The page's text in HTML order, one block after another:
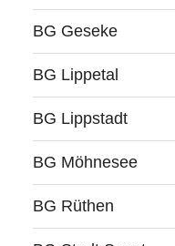
BG Geseke
BG Lippetal
BG Lippstadt
BG Möhnesee
BG Rüthen